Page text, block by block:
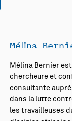
Mélina
Mélina Bernier est
chercheure et
consultante
dans la lutte
les travailleuses